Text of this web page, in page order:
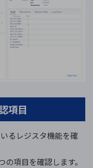
項目
るレジスタ機能を確
項目を確認します。